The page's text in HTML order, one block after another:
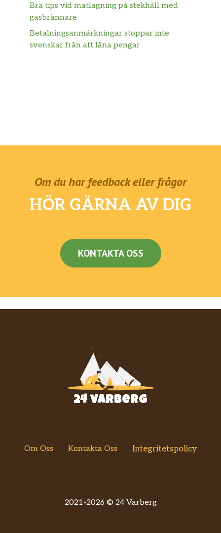
Bra tips vid matlagning på stekhäll med
gasbrännare
Betalningsanmärkningar stoppar inte
svenskar från att låna pengar
Om du har feedback eller frågor
HÖR GÄRNA AV DIG
KONTAKTA OSS
24 varberg
Om Oss Kontakta Oss Integritetspolicy
2021-2026 © 24 Varberg